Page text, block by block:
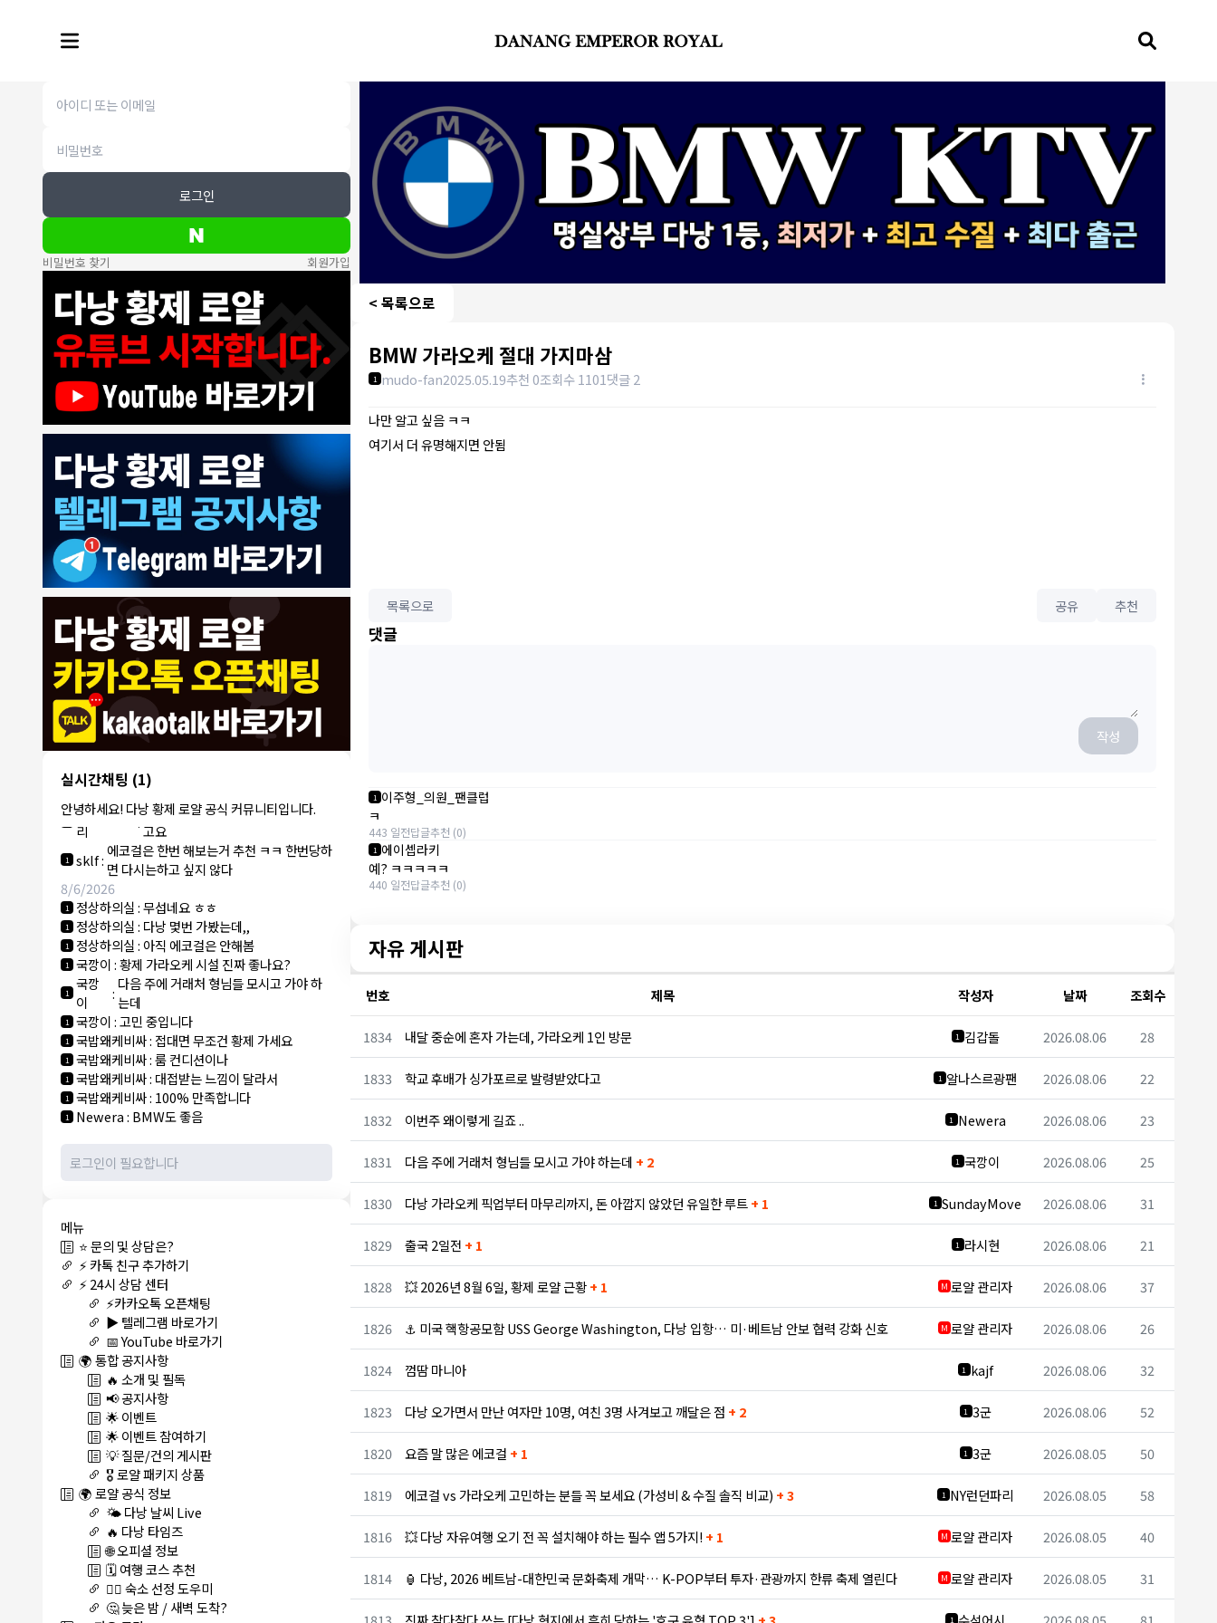
로그인
비밀번호 찾기 회원가입
실시간채팅 (1)
안녕하세요! 다낭 황제 로얄 공식 커뮤니티입니다.
8/4/2026
1 모기한테물림:여기도 문의해보면 바로 알려줌
1 모기한테물림 정찰가보다 쌀수 없음
1 결혼안해:ㄹㅇ 팩트 ㅋㅋㅋㅋ
1 결혼안해:ㄹㅇ 팩트 ㅋㅋㅋㅋ
8/5/2026
1
NY런던파
리
:다낭 에코걸 여기서 예약 가능한가
요?
1 3군:에코걸 좀 조심 하는게 좋음
NY런던파리 :저도 많이 들었습니다 ㅋㅋ
NY런던파
리
:에코걸 하는 놈들 있으면 다 조지려
고요
1 sklf: 에코걸은 한번 해보는거 추천 ㅋㅋ 한번당하
면 다시는하고 싶지 않다
8/6/2026
1 정상하의실:무섭네요 ㅎㅎ
1 정상하의실: 다낭 몇번 가봤는데,,
1 정상하의실: 아직 에코걸은 안해봄
1 국깡이:황제 가라오케 시설 진짜 좋나요?
1
국깡
이
: 다음 주에 거래처 형님들 모시고 가야 하
는데
1 국깡이:고민 중입니다
1 국밥왜케비싸: 접대면 무조건 황제 가세요
1 국밥왜케비싸:룸 컨디션이나
1 국밥왜케비싸: 대접받는 느낌이 달라서
1 국밥왜케비싸: 100% 만족합니다
1 Newera: BMW도 좋음
메뉴
⭐ 문의 및 상담은?
⚡ 카톡 친구 추가하기
⚡ 24시 상담 센터
⚡카카오톡 오픈채팅
▶️ 텔레그램 바로가기
📅 YouTube 바로가기
🌍 통합 공지사항
🔥 소개 및 필독
📢 공지사항
🌟 이벤트
🌟 이벤트 참여하기
💡 질문/건의 게시판
🎖️ 로얄 패키지 상품
🌍 로얄 공식 정보
🌤️ 다낭 날씨 Live
🔥 다낭 타임즈
🌐 오피셜 정보
🗓️ 여행 코스 추천
🏊‍♀️ 숙소 선정 도우미
🤔 늦은 밤 / 새벽 도착?
< 목록으로
BMW 가라오케 절대 가지마삼
1 mudo-fan2025.05.19추천 0조회수 1101댓글 2
나만 알고 싶음 ㅋㅋ
여기서 더 유명해지면 안됨
목록으로 공유 추천
댓글
작성
1 이주형_의원_팬클럽
ㅋ
443 일전답글추천 (0)
1 에이셉라키
예? ㅋㅋㅋㅋㅋ
440 일전답글추천 (0)
자유 게시판
번호 제목 작성자 날짜 조회수
1834 내달 중순에 혼자 가는데, 가라오케 1인 방문 1 김갑돌 2026.08.06 28
1833 학교 후배가 싱가포르로 발령받았다고 1 알나스르광팬 2026.08.06 22
1832 이번주 왜이렇게 길죠 .. 1 Newera 2026.08.06 23
1831 다음 주에 거래처 형님들 모시고 가야 하는데 + 2 1 국깡이 2026.08.06 25
1830 다낭 가라오케 픽업부터 마무리까지, 돈 아깝지 않았던 유일한 루트+ 1 1 SundayMove 2026.08.06 31
1829 출국 2일전 + 1 1 라시현 2026.08.06 21
1828 💥 2026년 8월 6일, 황제 로얄 근황+ 1 M 로얄 관리자 2026.08.06 37
1826 ⚓ 미국 핵항공모함 USS George Washington, 다낭 입항… 미·베트남 안보 협력 강화 신호 M 로얄 관리자 2026.08.06 26
1824 껌땀 마니아 1 kajf 2026.08.06 32
1823 다낭 오가면서 만난 여자만 10명, 여친 3명 사겨보고 깨달은 점 + 2 1 3군 2026.08.06 52
1820 요즘 말 많은 에코걸 + 1 1 3군 2026.08.05 50
1819 에코걸 vs 가라오케 고민하는 분들 꼭 보세요 (가성비 & 수질 솔직 비교) + 3 1 NY런던파리 2026.08.05 58
1816 💥 다낭 자유여행 오기 전 꼭 설치해야 하는 필수 앱 5가지! + 1 M 로얄 관리자 2026.08.05 40
1814 🏮 다낭, 2026 베트남-대한민국 문화축제 개막… K-POP부터 투자·관광까지 한류 축제 열린다 M 로얄 관리자 2026.08.05 31
1